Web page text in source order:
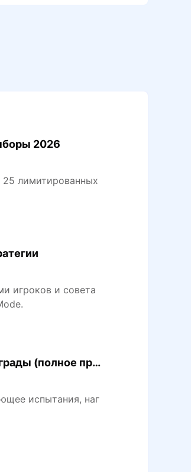
2026
25 лимитированных
игроков и совета
(полное про
испытания, наг